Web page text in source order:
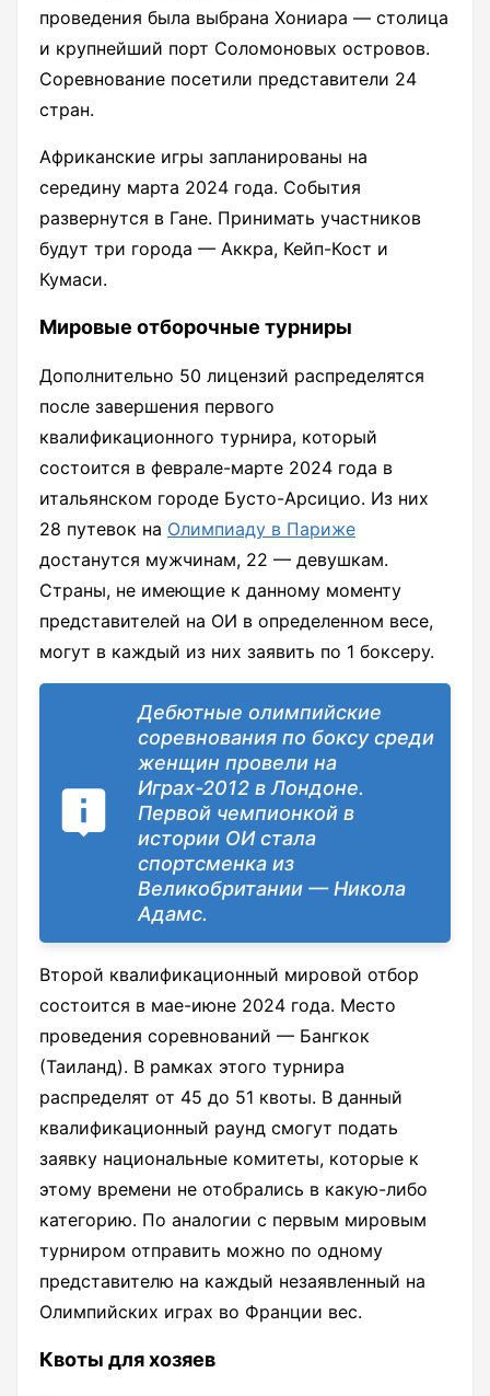
проведения была выбрана Хониара — столица
и крупнейший порт Соломоновых островов.
Соревнование посетили представители 24
стран.
Африканские игры запланированы на
середину марта 2024 года. События
развернутся в Гане. Принимать участников
будут три города — Аккра, Кейп-Кост и
Кумаси.
Мировые отборочные турниры
Дополнительно 50 лицензий распределятся
после завершения первого
квалификационного турнира, который
состоится в феврале-марте 2024 года в
итальянском городе Бусто-Арсицио. Из них
28 путевок на Олимпиаду в Париже
достанутся мужчинам, 22 — девушкам.
Страны, не имеющие к данному моменту
представителей на ОИ в определенном весе,
могут в каждый из них заявить по 1 боксеру.
Дебютные олимпийские
соревнования по боксу среди
женщин провели на
Играх-2012 в Лондоне.
Первой чемпионкой в
истории ОИ стала
спортсменка из
Великобритании — Никола
Адамс.
Второй квалификационный мировой отбор
состоится в мае-июне 2024 года. Место
проведения соревнований — Бангкок
(Таиланд). В рамках этого турнира
распределят от 45 до 51 квоты. В данный
квалификационный раунд смогут подать
заявку национальные комитеты, которые к
этому времени не отобрались в какую-либо
категорию. По аналогии с первым мировым
турниром отправить можно по одному
представителю на каждый незаявленный на
Олимпийских играх во Франции вес.
Квоты для хозяев